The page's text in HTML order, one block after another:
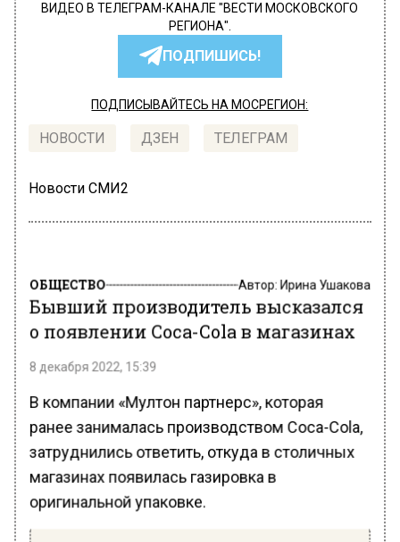
ВИДЕО В ТЕЛЕГРАМ-КАНАЛЕ "ВЕСТИ МОСКОВСКОГО
РЕГИОНА".
ПОДПИШИСЬ!
ПОДПИСЫВАЙТЕСЬ НА МОСРЕГИОН:
НОВОСТИ ДЗЕН ТЕЛЕГРАМ
Новости СМИ2
ОБЩЕСТВО Автор: Ирина Ушакова
Бывший производитель высказался
о появлении Coca-Cola в магазинах
8 декабря 2022, 15:39
В компании «Мултон партнерс», которая
ранее занималась производством Coca-Cola,
затруднились ответить, откуда в столичных
магазинах появилась газировка в
оригинальной упаковке.